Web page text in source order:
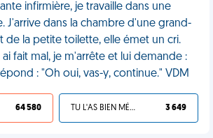
infirmière, je travaille dans une
J'arrive dans la chambre d'une grand-
de la petite toilette, elle émet un cri.
fait mal, je m'arrête et lui demande :
: "Oh oui, vas-y, continue." VDM
64 580 TU L'AS BIEN MÉRITÉ 3 649